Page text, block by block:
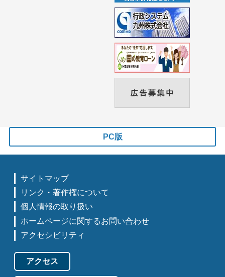
PC版
サイトマップ
リンク・著作権について
個人情報の取り扱い
ホームページに関するお問い合わせ
アクセシビリティ
アクセス